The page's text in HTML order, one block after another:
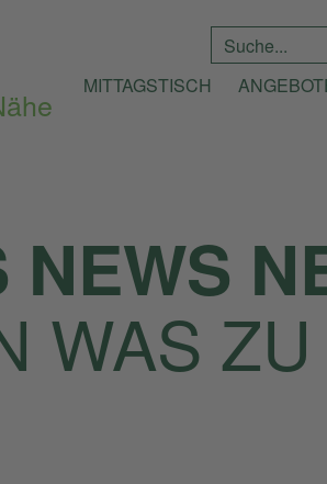
MITTAGSTISCH
Suche*
NEWS
WAS